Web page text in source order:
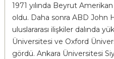
1971 yılında Beyrut
oldu. Daha sonra ABD John
uluslararası ilişkiler dalında
Üniversitesi ve Oxford
gördü. Ankara Üniversitesi